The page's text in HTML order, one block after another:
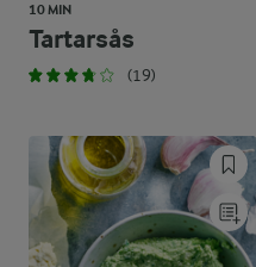
10 MIN
Tartarsås
(19)